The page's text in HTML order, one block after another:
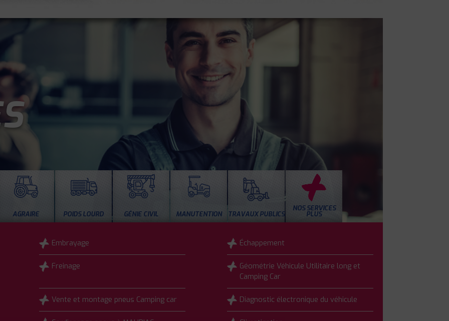
AGRAIRE POIDS LOURD GÉNIE CIVIL MANUTENTION TRAVAUX PUBLICS
NOS SERVICES
PLUS
Embrayage Échappement
Freinage
Géométrie Véhicule Utilitaire long et
Camping Car
Vente et montage pneus Camping car Diagnostic électronique du véhicule